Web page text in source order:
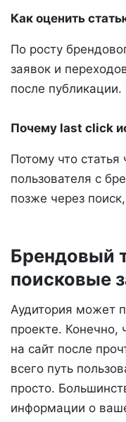
Как оценить
По росту
заявок и
после публикации.
Почему last click
Потому что статья
пользователя с
позже через
Брендовый
поисковые
Аудитория может
проекте. Конечно,
на сайт после
всего путь
просто.
информации о